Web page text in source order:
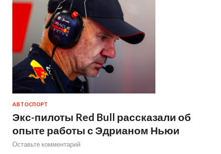
АВТОСПОРТ
Экс-пилоты Red Bull рассказали об
опыте работы с Эдрианом Ньюи
Оставьте комментарий